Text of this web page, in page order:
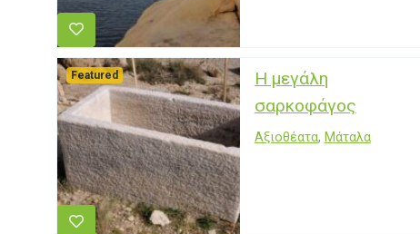
Η μεγάλη
σαρκοφάγος
Αξιοθέατα, Μάταλα
Featured